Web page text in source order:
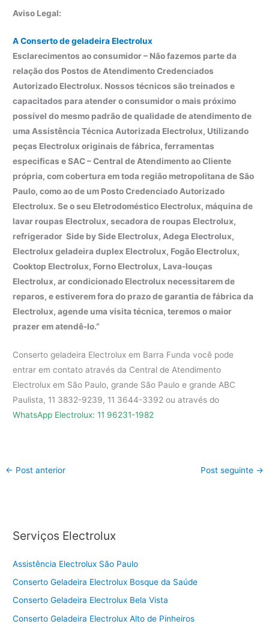
Aviso Legal:
A Conserto de geladeira Electrolux
Esclarecimentos ao consumidor – Não fazemos parte da
relação dos Postos de Atendimento Credenciados
Autorizado Electrolux. Nossos técnicos são treinados e
capacitados para atender o consumidor o mais próximo
possível do mesmo padrão de qualidade de atendimento de
uma Assistência Técnica Autorizada Electrolux, Utilizando
peças Electrolux originais de fábrica, ferramentas
especificas e SAC – Central de Atendimento ao Cliente
própria, com cobertura em toda região metropolitana de São
Paulo, como ao de um Posto Credenciado Autorizado
Electrolux. Se o seu Eletrodoméstico Electrolux, máquina de
lavar roupas Electrolux, secadora de roupas Electrolux,
refrigerador Side by Side Electrolux, Adega Electrolux,
Electrolux geladeira duplex Electrolux, Fogão Electrolux,
Cooktop Electrolux, Forno Electrolux, Lava-louças
Electrolux, ar condicionado Electrolux necessitarem de
reparos, e estiverem fora do prazo de garantia de fábrica da
Electrolux, agende uma visita técnica, teremos o maior
prazer em atendê-lo.”
Conserto geladeira Electrolux em Barra Funda você pode
entrar em contato através da Central de Atendimento
Electrolux em São Paulo, grande São Paulo e grande ABC
Paulista, 11 3832-9239, 11 3644-3392 ou através do
WhatsApp Electrolux: 11 96231-1982
← Post anterior Post seguinte →
Serviços Electrolux
Assistência Electrolux São Paulo
Conserto Geladeira Electrolux Bosque da Saúde
Conserto Geladeira Electrolux Bela Vista
Conserto Geladeira Electrolux Alto de Pinheiros